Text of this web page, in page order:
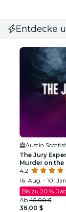
Entdecke
Austin
The Jury
Murder on the
zerbrechen –
Gerechtigkeit
lassen?
4.2
16. Aug. - 10. Jan.
Bis zu 20 %
Ab 45,00 $
36,00 $